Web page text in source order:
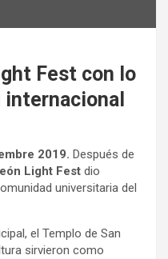
Fest con lo
2019. Después de
Light Fest dio
universitaria del
el Templo de San
sirvieron como